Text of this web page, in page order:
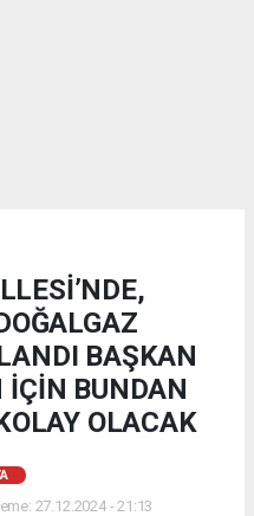
BAŞKAN
İÇİN BUNDAN
OLACAK
27.12.2024 - 21:13